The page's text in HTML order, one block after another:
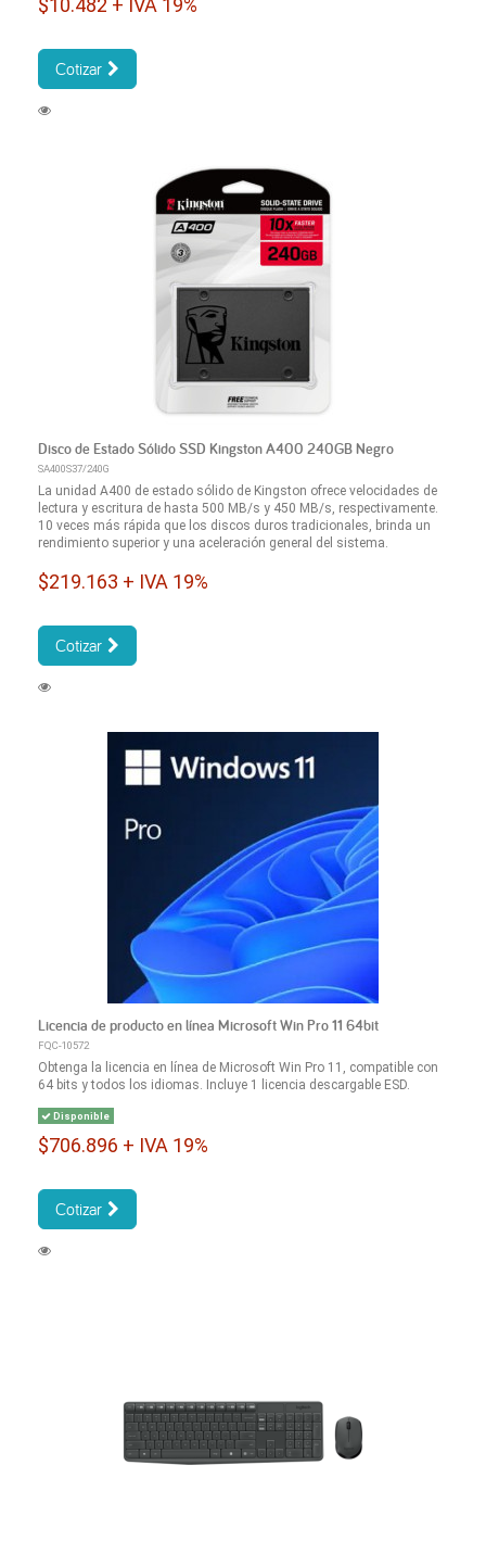
$10.482 + IVA 19%
Cotizar
Disco de Estado Sólido SSD Kingston A400 240GB Negro
SA400S37/240G
La unidad A400 de estado sólido de Kingston ofrece velocidades de
lectura y escritura de hasta 500 MB/s y 450 MB/s, respectivamente.
10 veces más rápida que los discos duros tradicionales, brinda un
rendimiento superior y una aceleración general del sistema.
$219.163 + IVA 19%
Cotizar
Licencia de producto en línea Microsoft Win Pro 11 64bit
FQC-10572
Obtenga la licencia en línea de Microsoft Win Pro 11, compatible con
64 bits y todos los idiomas. Incluye 1 licencia descargable ESD.
Disponible
$706.896 + IVA 19%
Cotizar